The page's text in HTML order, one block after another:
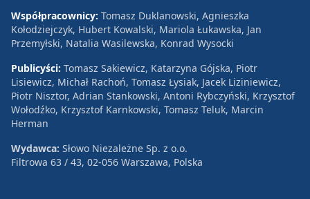
Współpracownicy: Tomasz Duklanowski, Agnieszka
Kołodziejczyk, Hubert Kowalski, Mariola Łukawska, Jan
Przemyłski, Natalia Wasilewska, Konrad Wysocki
Publicyści: Tomasz Sakiewicz, Katarzyna Gójska, Piotr
Lisiewicz, Michał Rachoń, Tomasz Łysiak, Jacek Liziniewicz,
Piotr Nisztor, Adrian Stankowski, Antoni Rybczyński, Krzysztof
Wołodźko, Krzysztof Karnkowski, Tomasz Teluk, Marcin
Herman
Wydawca: Słowo Niezależne Sp. z o.o.
Filtrowa 63 / 43, 02-056 Warszawa, Polska